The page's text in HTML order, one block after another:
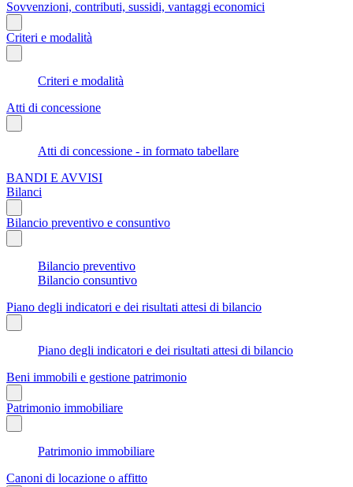
Sovvenzioni, contributi, sussidi, vantaggi economici
Criteri e modalità
Criteri e modalità
Atti di concessione
Atti di concessione - in formato tabellare
BANDI E AVVISI
Bilanci
Bilancio preventivo e consuntivo
Bilancio preventivo
Bilancio consuntivo
Piano degli indicatori e dei risultati attesi di bilancio
Piano degli indicatori e dei risultati attesi di bilancio
Beni immobili e gestione patrimonio
Patrimonio immobiliare
Patrimonio immobiliare
Canoni di locazione o affitto